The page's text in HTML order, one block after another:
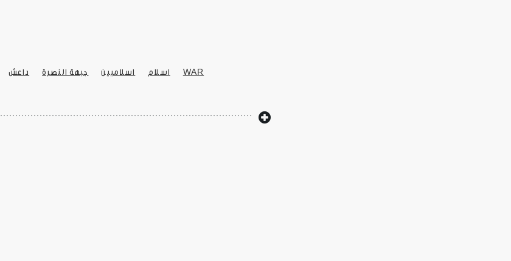
داعش جبهة النصرة اسلاميين اسلام WAR